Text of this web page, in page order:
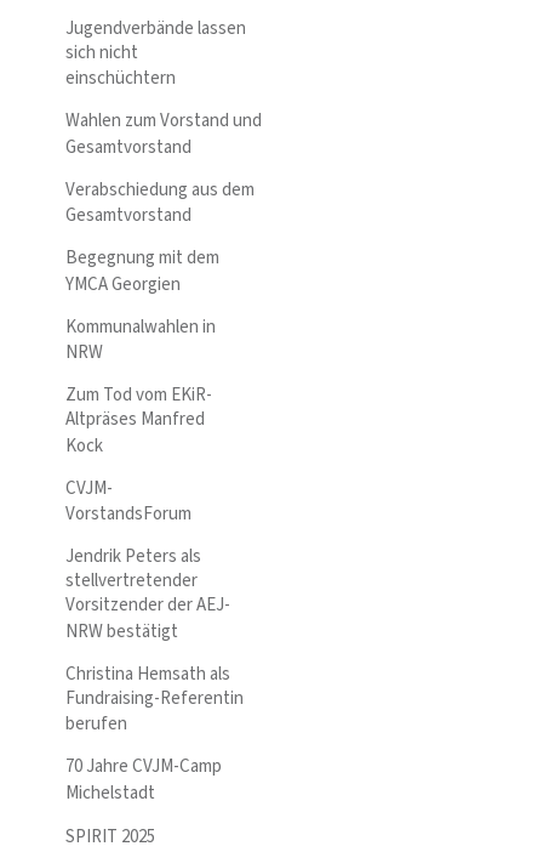
Jugendverbände lassen
sich nicht
einschüchtern
Wahlen zum Vorstand und
Gesamtvorstand
Verabschiedung aus dem
Gesamtvorstand
Begegnung mit dem
YMCA Georgien
Kommunalwahlen in
NRW
Zum Tod vom EKiR-
Altpräses Manfred
Kock
CVJM-
VorstandsForum
Jendrik Peters als
stellvertretender
Vorsitzender der AEJ-
NRW bestätigt
Christina Hemsath als
Fundraising-Referentin
berufen
70 Jahre CVJM-Camp
Michelstadt
SPIRIT 2025